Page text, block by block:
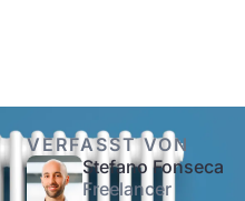
VERFASST VON
Stefano Fonseca
Freelancer